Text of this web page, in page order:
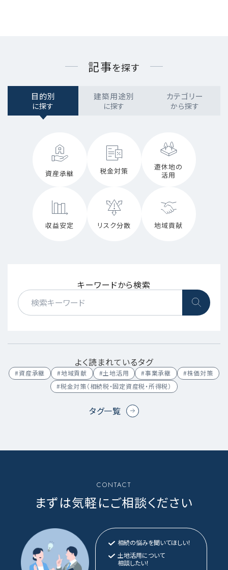
記事を探す
目的別
に探す
建築用途別
に探す
カテゴリー
から探す
資産承継 税金対策
遊休地の
活用
収益安定 リスク分散 地域貢献
キーワードから検索
よく読まれているタグ
#資産承継 #地域貢献 #土地活用 #事業承継
#株価対策
#税金対策（相続税・固定資産税・所得税）
タグ一覧
CONTACT
まずは気軽にご相談ください
相続の悩みを聞いてほしい！
土地活用について
相談したい！